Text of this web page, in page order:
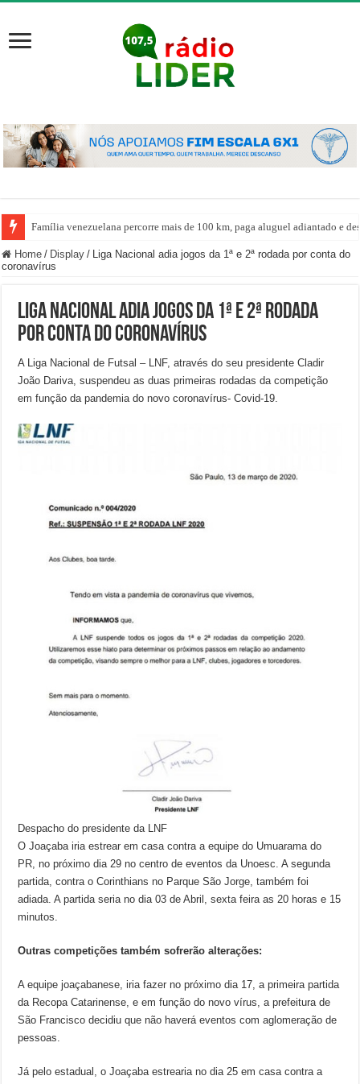
Família venezuelana percorre mais de 100 km, paga aluguel adiantado e
Home / Display / Liga Nacional adia jogos da 1ª e 2ª rodada por conta do
coronavírus
Liga Nacional adia jogos da 1ª e 2ª rodada
por conta do coronavírus
A Liga Nacional de Futsal – LNF, através do seu presidente Cladir
João Dariva, suspendeu as duas primeiras rodadas da competição
em função da pandemia do novo coronavírus- Covid-19.
Despacho do presidente da LNF
O Joaçaba iria estrear em casa contra a equipe do Umuarama do
PR, no próximo dia 29 no centro de eventos da Unoesc. A segunda
partida, contra o Corinthians no Parque São Jorge, também foi
adiada. A partida seria no dia 03 de Abril, sexta feira as 20 horas e 15
minutos.
Outras competições também sofrerão alterações:
A equipe joaçabanese, iria fazer no próximo dia 17, a primeira partida
da Recopa Catarinense, e em função do novo vírus, a prefeitura de
São Francisco decidiu que não haverá eventos com aglomeração de
pessoas.
Já pelo estadual, o Joaçaba estrearia no dia 25 em casa contra a